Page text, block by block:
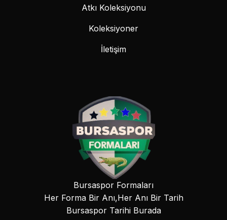
Atkı Koleksiyonu
Koleksiyoner
İletişim
Bursaspor Formaları
Her Forma Bir Anı,Her Anı Bir Tarih
Bursaspor Tarihi Burada